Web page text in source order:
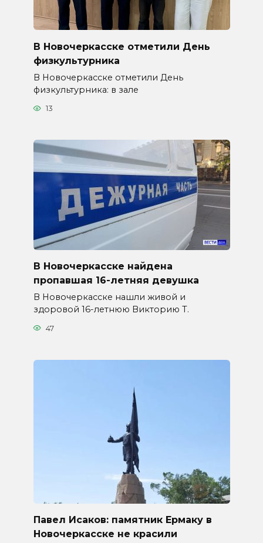
В Новочеркасске отметили День
физкультурника
В Новочеркасске отметили День
физкультурника: в зале
13
В Новочеркасске найдена
пропавшая 16-летняя девушка
В Новочеркасске нашли живой и
здоровой 16-летнюю Викторию Т.
47
Павел Исаков: памятник Ермаку в
Новочеркасске не красили